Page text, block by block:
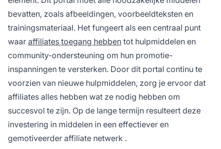
bevatten, zoals afbeeldingen, voorbeeldteksten en
trainingsmateriaal. Het fungeert als een centraal punt
waar affiliates toegang hebben tot hulpmiddelen en
community-ondersteuning om hun promotie-
inspanningen te versterken. Door dit portal continu te
voorzien van nieuwe hulpmiddelen, zorg je ervoor dat
affiliates alles hebben wat ze nodig hebben om
succesvol te zijn. Op de lange termijn resulteert deze
investering in middelen in een effectiever en
gemotiveerder affiliate netwerk .